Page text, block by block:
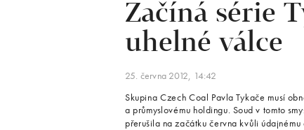
Začíná série
uhelné válce
25. června 2012, 14:42
Skupina Czech Coal Pavla Tykače musí
a průmyslovému holdingu. Soud v tomto
přerušila na začátku června kvůli